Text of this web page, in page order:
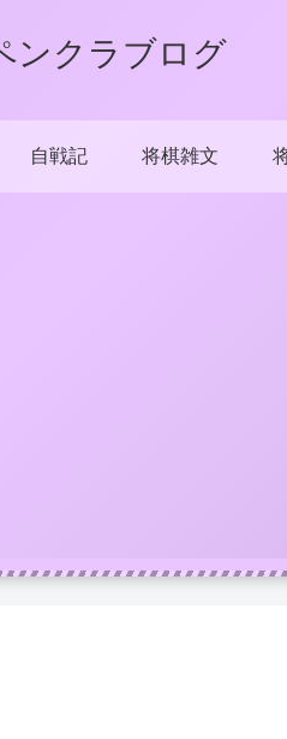
ンクラブログ
自戦記 将棋雑文